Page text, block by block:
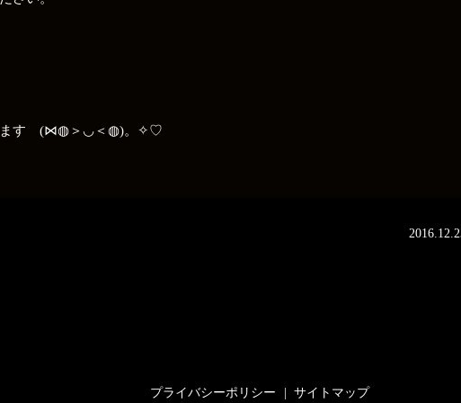
ます (⋈◍＞◡＜◍)。✧♡
プライバシーポリシー サイトマップ